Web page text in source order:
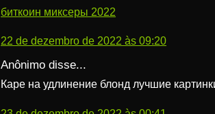
биткоин миксеры 2022
22 de dezembro de 2022 às 09:20
Anônimo disse...
Каре на удлинение блонд лучшие